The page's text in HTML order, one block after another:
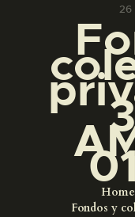
26
Home
Fondos y
█
EL